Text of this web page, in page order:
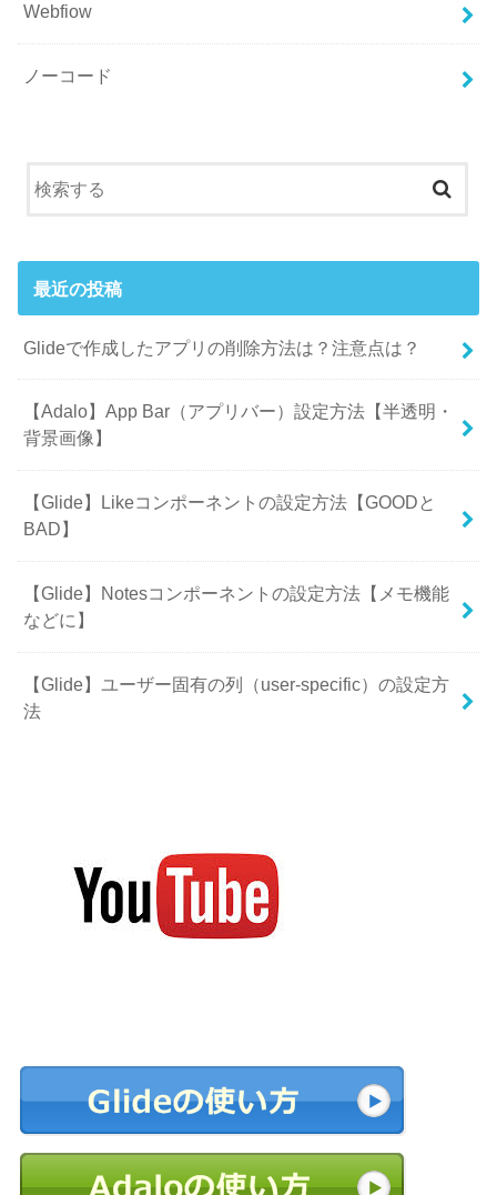
Webfiow
ノーコード
最近の投稿
Glideで作成したアプリの削除方法は？注意点は？
【Adalo】App Bar（アプリバー）設定方法【半透明・
背景画像】
【Glide】Likeコンポーネントの設定方法【GOODと
BAD】
【Glide】Notesコンポーネントの設定方法【メモ機能
などに】
【Glide】ユーザー固有の列（user-specific）の設定方
法